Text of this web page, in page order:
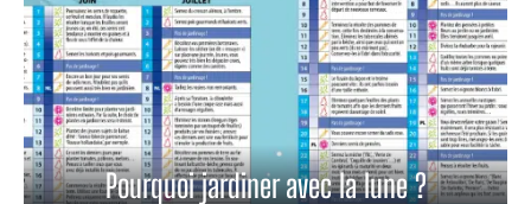
Pourquoi jardiner avec la lune ?